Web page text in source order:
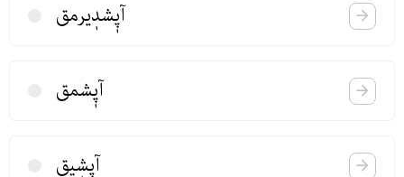
آپٖشدٖیرمق
آپٖشمق
آپٖشٖیق